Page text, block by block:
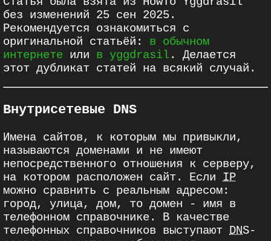
без изменений 25 сен 2025.
Рекомендуется ознакомиться с
оригинальной статьёй: в обычном
интернете или в yggdrasil. Делается
этот дубликат статей на всякий случай.
Внутрисетевые DNS
Имена сайтов, к которым мы привыкли,
называются доменами и не имеют
непосредственного отношения к серверу,
на котором расположен сайт. Если IP
можно сравнить с реальным адресом:
город, улица, дом, то домен - имя в
телефонном справочнике. В качестве
телефонных справочников выступают DNS-